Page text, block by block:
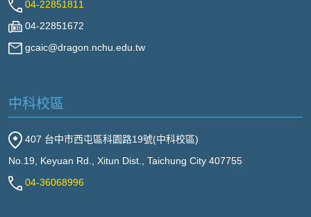
04-22851811
04-22851672
gcaic@dragon.nchu.edu.tw
中科校區
407 台中市西屯區科園路19號(中科校區)
No.19, Keyuan Rd., Xitun Dist., Taichung City 407755
04-36068996